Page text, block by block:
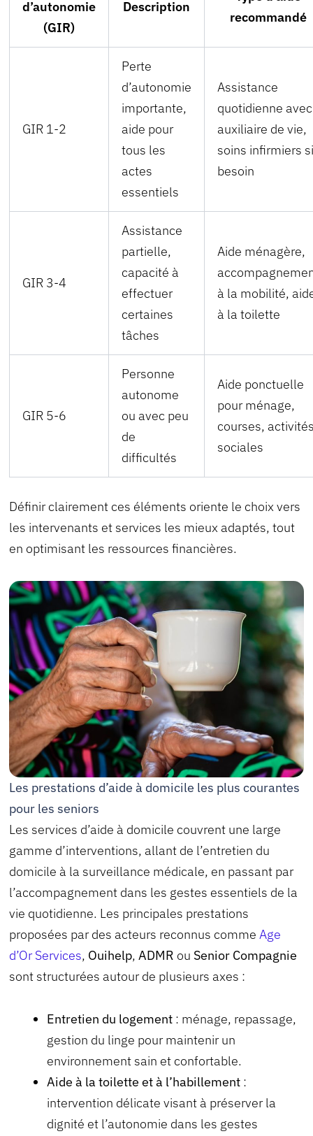
d’autonomie
(GIR)
Description
recommandé
GIR 1-2
Perte
d’autonomie
importante,
aide pour
tous les
actes
essentiels
Assistance
quotidienne avec
auxiliaire de vie,
soins infirmiers
besoin
GIR 3-4
Assistance
partielle,
capacité à
effectuer
certaines
tâches
Aide ménagère,
à la mobilité,
à la toilette
GIR 5-6
Personne
autonome
ou avec peu
de
difficultés
Aide ponctuelle
pour ménage,
courses,
sociales
Définir clairement ces éléments oriente le choix vers
les intervenants et services les mieux adaptés, tout
en optimisant les ressources financières.
Les prestations d’aide à domicile les plus courantes
pour les seniors
Les services d’aide à domicile couvrent une large
gamme d’interventions, allant de l’entretien du
domicile à la surveillance médicale, en passant par
l’accompagnement dans les gestes essentiels de la
vie quotidienne. Les principales prestations
proposées par des acteurs reconnus commeAge
d’Or Services, Ouihelp,ADMR ou Senior Compagnie
sont structurées autour de plusieurs axes :
Entretien du logement : ménage, repassage,
gestion du linge pour maintenir un
environnement sain et confortable.
Aide à la toilette et à l’habillement :
intervention délicate visant à préserver la
dignité et l’autonomie dans les gestes